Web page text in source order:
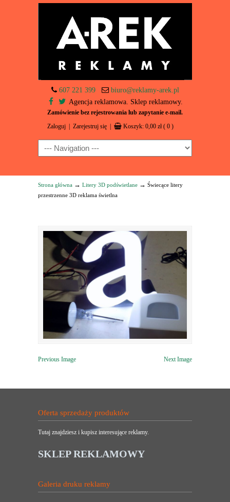
607 221 399
biuro@reklamy-arek.pl
Agencja reklamowa. Sklep reklamowy.
Zamówienie bez rejestrowania lub zapytanie e-mail.
Zaloguj Zarejestruj się Koszyk: 0,00 zł ( 0 )
Navigation
Strona główna → Litery 3D podświetlane → Świecące litery
przestrzenne 3D reklama świetlna
Previous Image Next Image
Oferta sprzedaży produktów
Tutaj znajdziesz i kupisz interesujące reklamy.
SKLEP REKLAMOWY
Galeria druku reklamy